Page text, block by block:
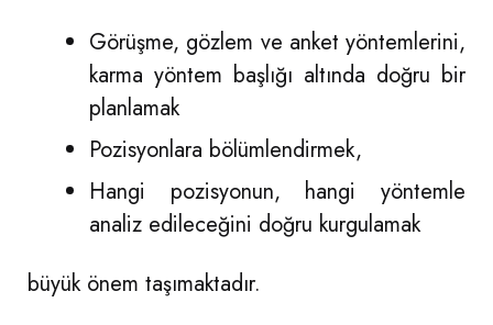
Görüşme, gözlem ve anket yöntemlerini,
karma yöntem başlığı altında doğru bir
planlamak
Pozisyonlara bölümlendirmek,
Hangi pozisyonun, hangi yöntemle
analiz edileceğini doğru kurgulamak
büyük önem taşımaktadır.